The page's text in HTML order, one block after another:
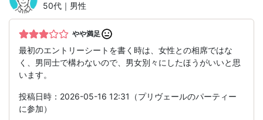
50代｜男性
やや満足
最初のエントリーシートを書く時は、女性との相席ではな
く、男同士で構わないので、男女別々にしたほうがいいと思
います。
投稿日時：2026-05-16 12:31（プリヴェールのパーティー
に参加）